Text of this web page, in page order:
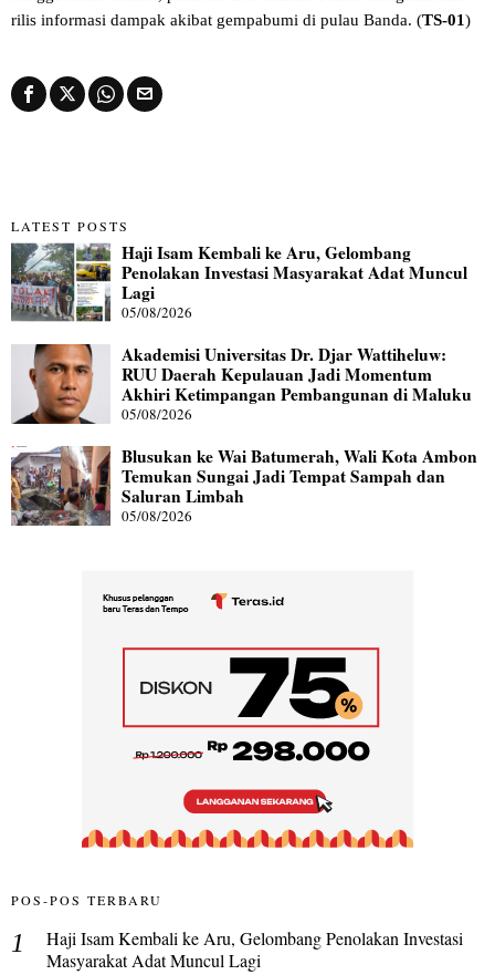
rilis informasi dampak akibat gempabumi di pulau Banda. (TS-01)
LATEST POSTS
Haji Isam Kembali ke Aru, Gelombang
Penolakan Investasi Masyarakat Adat Muncul
Lagi
05/08/2026
Akademisi Universitas Dr. Djar Wattiheluw:
RUU Daerah Kepulauan Jadi Momentum
Akhiri Ketimpangan Pembangunan di Maluku
05/08/2026
Blusukan ke Wai Batumerah, Wali Kota Ambon
Temukan Sungai Jadi Tempat Sampah dan
Saluran Limbah
05/08/2026
POS-POS TERBARU
Haji Isam Kembali ke Aru, Gelombang Penolakan Investasi
Masyarakat Adat Muncul Lagi